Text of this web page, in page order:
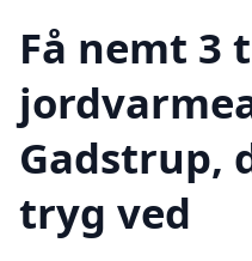
Få nemt 3
Gadstrup,
tryg ved